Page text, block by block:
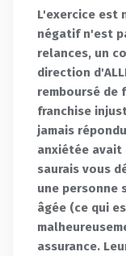
L'exercice est
négatif n'est
relances, un
direction
remboursé de
franchise
jamais
anxiétée avait
saurais vous
une personne
âgée (ce qui
assurance.